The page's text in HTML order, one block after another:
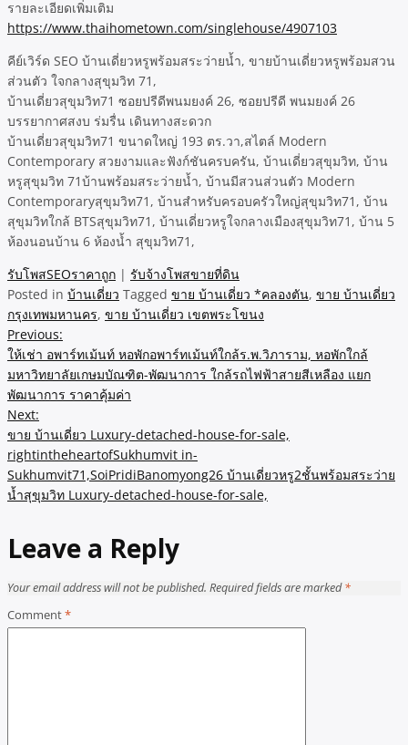
รายละเอียดเพิ่มเติม
https://www.thaihometown.com/singlehouse/4907103
คีย์เวิร์ด SEO บ้านเดี่ยวหรูพร้อมสระว่ายน้ำ, ขายบ้านเดี่ยวหรูพร้อมสวน
ส่วนตัว ใจกลางสุขุมวิท 71,
บ้านเดี่ยวสุขุมวิท71 ซอยปรีดีพนมยงค์ 26, ซอยปรีดี พนมยงค์ 26
บรรยากาศสงบ ร่มรื่น เดินทางสะดวก
บ้านเดี่ยวสุขุมวิท71 ขนาดใหญ่ 193 ตร.วา,สไตล์ Modern
Contemporary สวยงามและฟังก์ชันครบครัน, บ้านเดี่ยวสุขุมวิท, บ้าน
หรูสุขุมวิท 71บ้านพร้อมสระว่ายน้ำ, บ้านมีสวนส่วนตัว Modern
Contemporaryสุขุมวิท71, บ้านสำหรับครอบครัวใหญ่สุขุมวิท71, บ้าน
สุขุมวิทใกล้ BTSสุขุมวิท71, บ้านเดี่ยวหรูใจกลางเมืองสุขุมวิท71, บ้าน 5
ห้องนอนบ้าน 6 ห้องน้ำ สุขุมวิท71,
รับโพสSEOราคาถูก | รับจ้างโพสขายที่ดิน
Posted in บ้านเดี่ยว Tagged ขาย บ้านเดี่ยว *คลองตัน, ขาย บ้านเดี่ยว
กรุงเทพมหานคร, ขาย บ้านเดี่ยว เขตพระโขนง
Post
navigation
Previous:
ให้เช่า อพาร์ทเม้นท์ หอพักอพาร์ทเม้นท์ใกล้ร.พ.วิภาราม, หอพักใกล้
มหาวิทยาลัยเกษมบัณฑิต-พัฒนาการ ใกล้รถไฟฟ้าสายสีเหลือง แยก
พัฒนาการ ราคาคุ้มค่า
Next:
ขาย บ้านเดี่ยว Luxury-detached-house-for-sale,
rightintheheartofSukhumvit in-
Sukhumvit71,SoiPridiBanomyong26 บ้านเดี่ยวหรู2ชั้นพร้อมสระว่าย
น้ำสุขุมวิท Luxury-detached-house-for-sale,
Leave a Reply
Your email address will not be published. Required fields are marked*
Comment*